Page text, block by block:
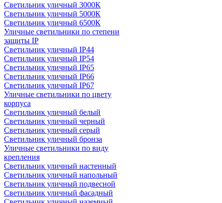
Cветильник уличный 3000К
Cветильник уличный 5000К
Cветильник уличный 6500К
Уличные светильники по степени
защиты IP
Светильник уличный IP44
Светильник уличный IP54
Светильник уличный IP65
Светильник уличный IP66
Светильник уличный IP67
Уличные светильники по цвету
корпуса
Светильник уличный белый
Светильник уличный черный
Светильник уличный серый
Светильник уличный бронза
Уличные светильники по виду
крепления
Светильник уличный настенный
Светильник уличный напольный
Светильник уличный подвесной
Светильник уличный фасадный